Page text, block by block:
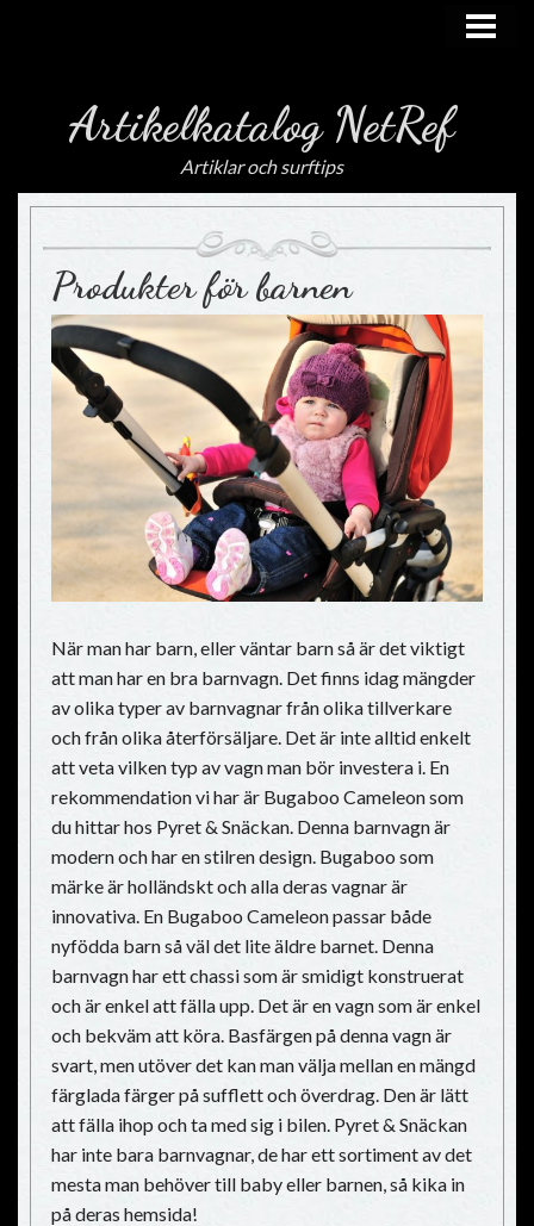
Artikelkatalog NetRef
Artiklar och surftips
Produkter för barnen
När man har barn, eller väntar barn så är det viktigt
att man har en bra barnvagn. Det finns idag mängder
av olika typer av barnvagnar från olika tillverkare
och från olika återförsäljare. Det är inte alltid enkelt
att veta vilken typ av vagn man bör investera i. En
rekommendation vi har är Bugaboo Cameleon som
du hittar hos Pyret & Snäckan. Denna barnvagn är
modern och har en stilren design. Bugaboo som
märke är holländskt och alla deras vagnar är
innovativa. En Bugaboo Cameleon passar både
nyfödda barn så väl det lite äldre barnet. Denna
barnvagn har ett chassi som är smidigt konstruerat
och är enkel att fälla upp. Det är en vagn som är enkel
och bekväm att köra. Basfärgen på denna vagn är
svart, men utöver det kan man välja mellan en mängd
färglada färger på sufflett och överdrag. Den är lätt
att fälla ihop och ta med sig i bilen. Pyret & Snäckan
har inte bara barnvagnar, de har ett sortiment av det
mesta man behöver till baby eller barnen, så kika in
på deras hemsida!